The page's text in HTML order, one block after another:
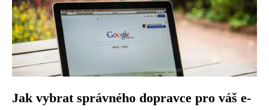
Jak vybrat správného dopravce pro váš e-